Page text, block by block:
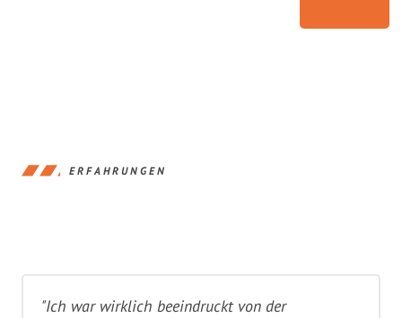
ERFAHRUNGEN
"Ich war wirklich beeindruckt von der